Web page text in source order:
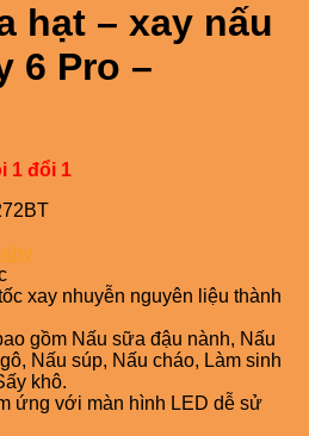
hạt – xay nấu
6 Pro –
1 đổi 1
xay nhuyễn nguyên liệu thành
gồm Nấu sữa đậu nành, Nấu
Nấu súp, Nấu cháo, Làm sinh
khô.
ứng với màn hình LED dễ sử